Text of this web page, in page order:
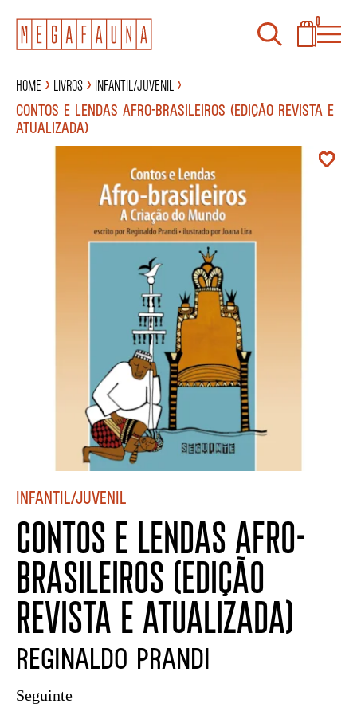
0
Home Livros
Infantil/Juvenil
CONTOS E LENDAS AFRO-BRASILEIROS (EDIÇÃO REVISTA E
ATUALIZADA)
Infantil/Juvenil
CONTOS E LENDAS AFRO-
BRASILEIROS (EDIÇÃO
REVISTA E ATUALIZADA)
REGINALDO PRANDI
Seguinte